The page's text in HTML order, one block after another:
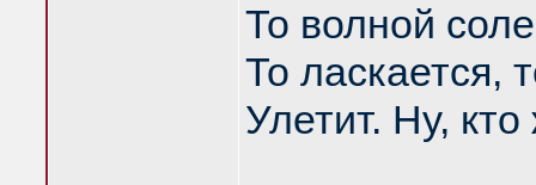
То волной
То ласкается,
Улетит. Ну,